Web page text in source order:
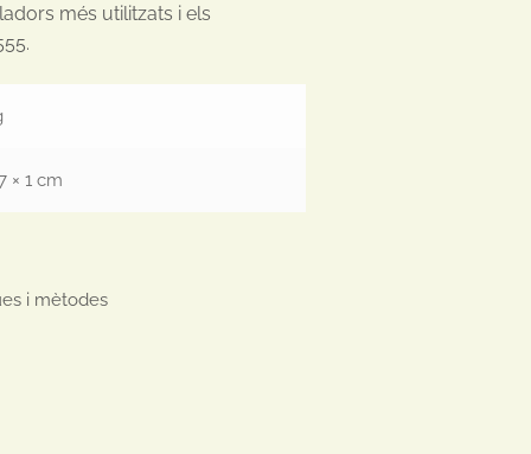
més utilitzats i els
× 1 cm
i mètodes